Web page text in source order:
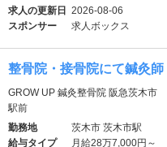
求人の更新日 2026-08-06
スポンサー
求人ボックス
整骨院・接骨院にて鍼灸師
GROW UP 鍼灸整骨院 阪急茨木市
駅前
勤務地
茨木市 茨木市駅
給与タイプ
月給28万7,000円～